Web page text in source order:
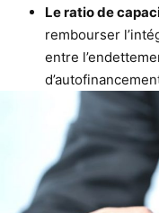
Le ratio de
rembourser
entre